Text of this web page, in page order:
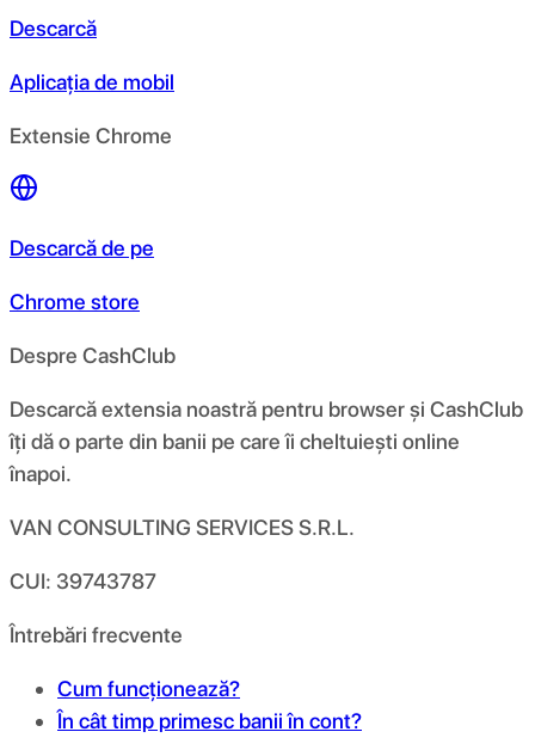
Descarcă
Aplicația de mobil
Extensie Chrome
Descarcă de pe
Chrome store
Despre CashClub
Descarcă extensia noastră pentru browser și CashClub
îți dă o parte din banii pe care îi cheltuiești online
înapoi.
VAN CONSULTING SERVICES S.R.L.
CUI: 39743787
Întrebări frecvente
Cum funcționează?
În cât timp primesc banii în cont?